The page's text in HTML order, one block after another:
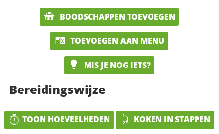
BOODSCHAPPEN TOEVOEGEN
TOEVOEGEN AAN MENU
MIS JE NOG IETS?
Bereidingswijze
TOON HOEVEELHEDEN KOKEN IN STAPPEN